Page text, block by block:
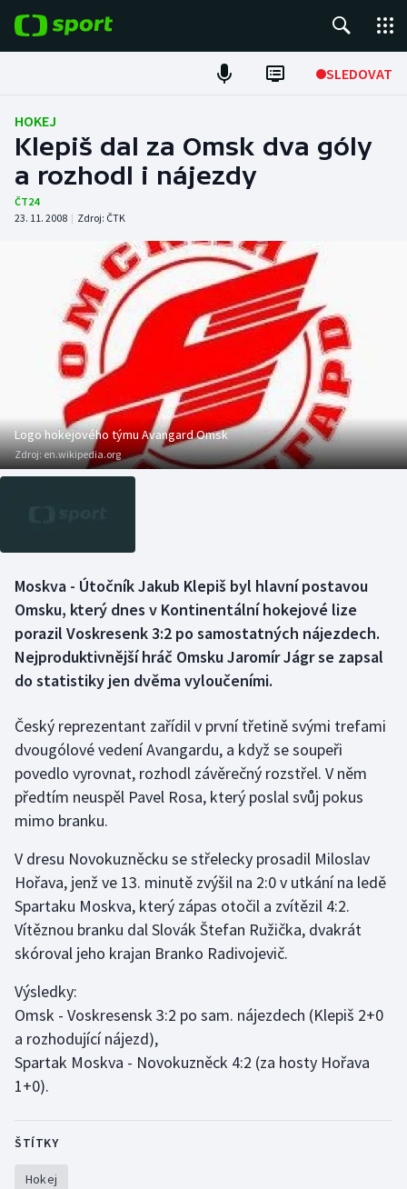
SLEDOVAT
Fotbal
Hokej
Tenis
Cyklistika
DALŠÍ SPORTY
Americký fotbal
Baseball a softbal
Basketbal
Boby a skeleton
Box
Curling
Dostihy
Florbal
Futsal
Golf
Gymnastika
Házená
Jezdectví
Judo
Krasobruslení
NEPŘEHLÉDNĚTE
Soutěže
Historické návraty
AZ kvíz
HOKEJ
Klepiš dal za Omsk dva góly
a rozhodl i nájezdy
ČT24
23. 11. 2008 | Zdroj: ČTK
Logo hokejového týmu Avangard Omsk
Zdroj:en.wikipedia.org
Moskva - Útočník Jakub Klepiš byl hlavní postavou
Omsku, který dnes v Kontinentální hokejové lize
porazil Voskresenk 3:2 po samostatných nájezdech.
Nejproduktivnější hráč Omsku Jaromír Jágr se zapsal
do statistiky jen dvěma vyloučeními.
Český reprezentant zařídil v první třetině svými trefami
dvougólové vedení Avangardu, a když se soupeři
povedlo vyrovnat, rozhodl závěrečný rozstřel. V něm
předtím neuspěl Pavel Rosa, který poslal svůj pokus
mimo branku.
V dresu Novokuzněcku se střelecky prosadil Miloslav
Hořava, jenž ve 13. minutě zvýšil na 2:0 v utkání na ledě
Spartaku Moskva, který zápas otočil a zvítězil 4:2.
Vítěznou branku dal Slovák Štefan Ružička, dvakrát
skóroval jeho krajan Branko Radivojevič.
Výsledky:
Omsk - Voskresensk 3:2 po sam. nájezdech (Klepiš 2+0
a rozhodující nájezd),
Spartak Moskva - Novokuzněck 4:2 (za hosty Hořava
1+0).
ŠTÍTKY
Hokej